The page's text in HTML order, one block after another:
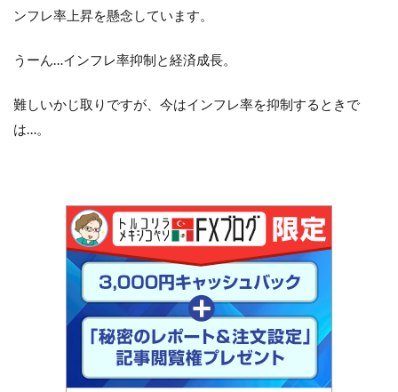
ンフレ率上昇を懸念しています。
うーん…インフレ率抑制と経済成長。
難しいかじ取りですが、今はインフレ率を抑制するときで
は…。